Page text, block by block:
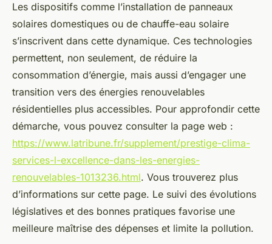
Les dispositifs comme l’installation de panneaux
solaires domestiques ou de chauffe-eau solaire
s’inscrivent dans cette dynamique. Ces technologies
permettent, non seulement, de réduire la
consommation d’énergie, mais aussi d’engager une
transition vers des énergies renouvelables
résidentielles plus accessibles. Pour approfondir cette
démarche, vous pouvez consulter la page web :
https://www.latribune.fr/supplement/prestige-clima-
services-l-excellence-dans-les-energies-
renouvelables-1013236.html. Vous trouverez plus
d’informations sur cette page. Le suivi des évolutions
législatives et des bonnes pratiques favorise une
meilleure maîtrise des dépenses et limite la pollution.